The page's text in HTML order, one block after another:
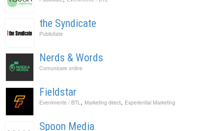
the Syndicate
Publicitate
Nerds & Words
Comunicare online
Fieldstar
Evenimente / BTL , Marketing direct, Experiential Marketing
Spoon Media